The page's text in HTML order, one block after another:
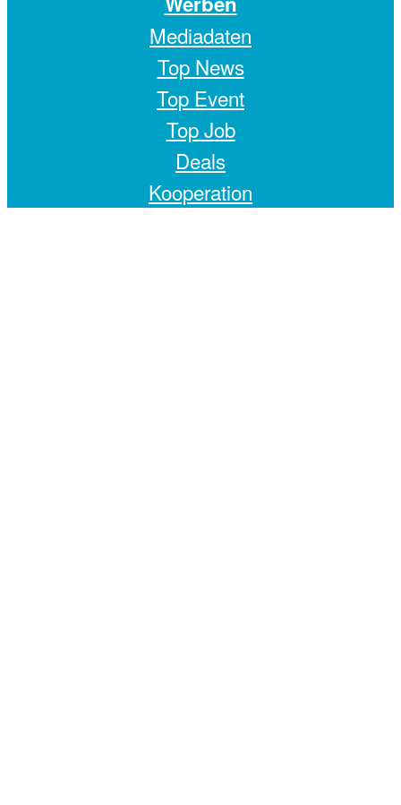
Mediadaten
Top News
Top Event
Top Job
Deals
Kooperation